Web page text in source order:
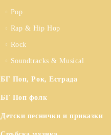
Pop
Rap & Hip Hop
Rock
Soundtracks & Musical
БГ Поп, Рок, Естрада
БГ Поп фолк
Детски песнички и приказки